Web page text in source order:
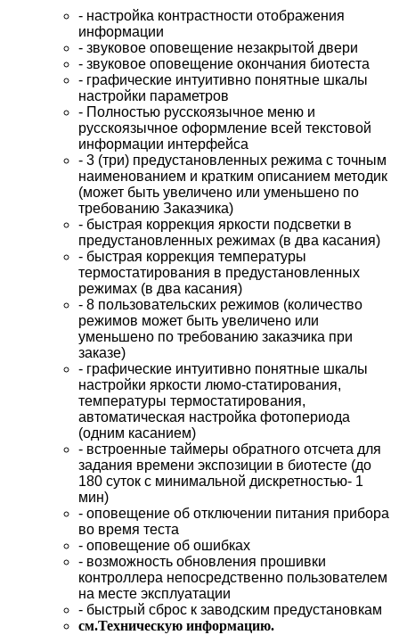
- настройка контрастности отображения
информации
- звуковое оповещение незакрытой двери
- звуковое оповещение окончания биотеста
- графические интуитивно понятные шкалы
настройки параметров
- Полностью русскоязычное меню и
русскоязычное оформление всей текстовой
информации интерфейса
- 3 (три) предустановленных режима с точным
наименованием и кратким описанием методик
(может быть увеличено или уменьшено по
требованию Заказчика)
- быстрая коррекция яркости подсветки в
предустановленных режимах (в два касания)
- быстрая коррекция температуры
термостатирования в предустановленных
режимах (в два касания)
- 8 пользовательских режимов (количество
режимов может быть увеличено или
уменьшено по требованию заказчика при
заказе)
- графические интуитивно понятные шкалы
настройки яркости люмо-статирования,
температуры термостатирования,
автоматическая настройка фотопериода
(одним касанием)
- встроенные таймеры обратного отсчета для
задания времени экспозиции в биотесте (до
180 суток с минимальной дискретностью- 1
мин)
- оповещение об отключении питания прибора
во время теста
- оповещение об ошибках
- возможность обновления прошивки
контроллера непосредственно пользователем
на месте эксплуатации
- быстрый сброс к заводским предустановкам
см.Техническую информацию.